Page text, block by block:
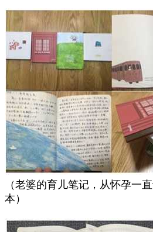
（老婆的育儿笔记，从怀孕一
本）